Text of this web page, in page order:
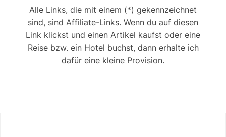
Alle Links, die mit einem (*) gekennzeichnet
sind, sind Affiliate-Links. Wenn du auf diesen
Link klickst und einen Artikel kaufst oder eine
Reise bzw. ein Hotel buchst, dann erhalte ich
dafür eine kleine Provision.